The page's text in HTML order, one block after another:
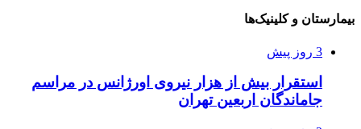
بیمارستان و کلینیک‌ها
3 روز پیش
استقرار بیش از هزار نیروی اورژانس در مراسم
جاماندگان اربعین تهران